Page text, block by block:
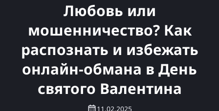
Любовь или
мошенничество? Как
распознать и избежать
онлайн-обмана в День
святого Валентина
11.02.2025